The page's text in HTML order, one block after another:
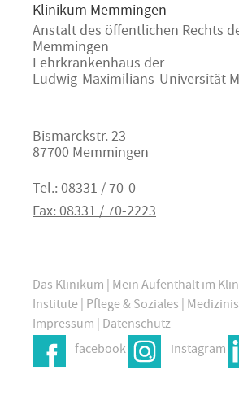
Klinikum Memmingen
Anstalt des öffentlichen Rechts
Memmingen
Lehrkrankenhaus der
Ludwig-Maximilians-Universität
Bismarckstr. 23
87700 Memmingen
Tel.: 08331 / 70-0
Fax: 08331 / 70-2223
Das Klinikum Mein Aufenthalt im
Institute Pflege & Soziales
Impressum Datenschutz
facebook
instagram